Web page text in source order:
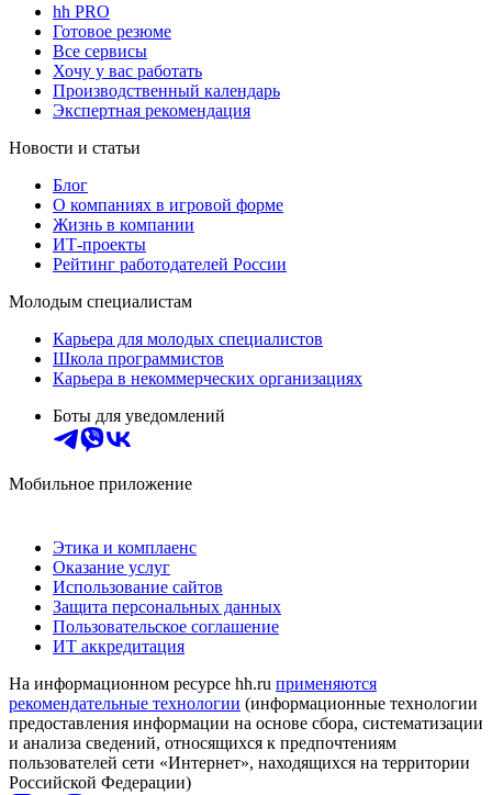
hh PRO
Готовое резюме
Все сервисы
Хочу у вас работать
Производственный календарь
Экспертная рекомендация
Новости и статьи
Блог
О компаниях в игровой форме
Жизнь в компании
ИТ-проекты
Рейтинг работодателей России
Молодым специалистам
Карьера для молодых специалистов
Школа программистов
Карьера в некоммерческих организациях
Боты для уведомлений
Мобильное приложение
Этика и комплаенс
Оказание услуг
Использование сайтов
Защита персональных данных
Пользовательское соглашение
ИТ аккредитация
На информационном ресурсе hh.ru применяются
рекомендательные технологии (информационные технологии
предоставления информации на основе сбора, систематизации
и анализа сведений, относящихся к предпочтениям
пользователей сети «Интернет», находящихся на территории
Российской Федерации)